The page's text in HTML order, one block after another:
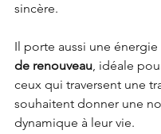
sincère.
Il porte aussi une énergie
de renouveau, idéale
ceux qui traversent une
souhaitent donner une
dynamique à leur vie.